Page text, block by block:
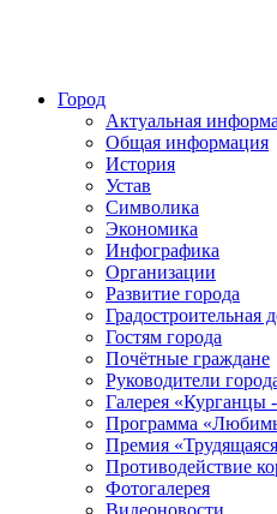
Город
Актуальная
Общая информация
История
Устав
Символика
Экономика
Инфографика
Организации
Развитие города
Градостроительная
Гостям города
Почётные граждане
Руководители
Галерея «Курганцы
Программа
Премия
Противодействие
Фотогалерея
Видеоновости